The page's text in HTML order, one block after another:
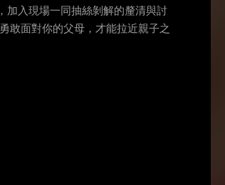
加入現場一同抽絲剝解的釐清與討
敢面對你的父母，才能拉近親子之